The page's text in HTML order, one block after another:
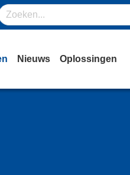
Nieuws Oplossingen